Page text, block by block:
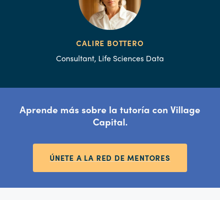
CALIRE BOTTERO
Consultant, Life Sciences Data
Aprende más sobre la tutoría con Village
Capital.
ÚNETE A LA RED DE MENTORES